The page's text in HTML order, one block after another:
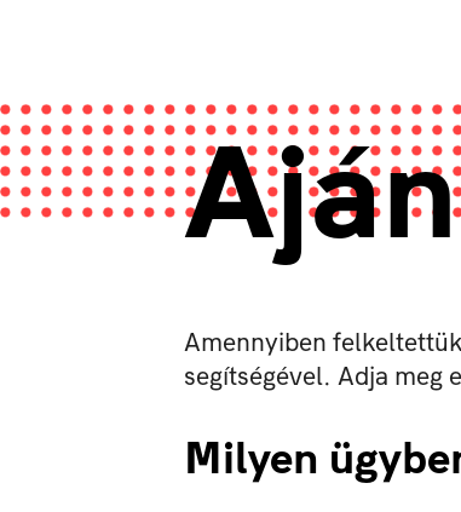
Amennyiben
segítségével. Adja meg
Milyen